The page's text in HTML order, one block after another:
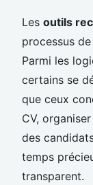
Les outils
processus
Parmi les
certains se
que ceux
CV,
des
temps
transparent.